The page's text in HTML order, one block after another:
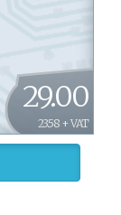
29.00
23.58 + VAT